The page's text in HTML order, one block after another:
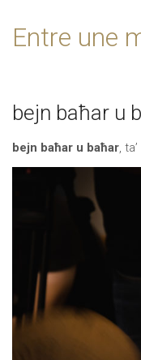
Entre une
bejn baħar u
bejn baħar u baħar , ta’